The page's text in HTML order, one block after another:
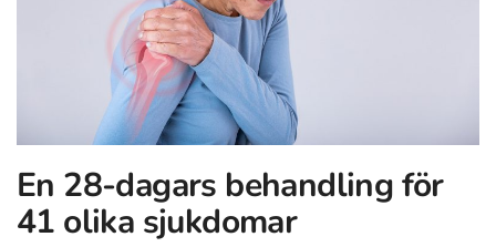
En 28-dagars behandling för
41 olika sjukdomar